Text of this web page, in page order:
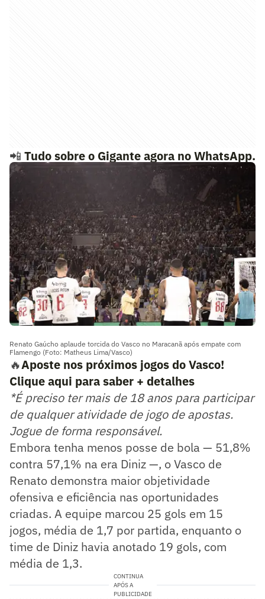
📲 Tudo sobre o Gigante agora no WhatsApp.
Siga o novo canal do Lance!Vasco
Renato Gaúcho aplaude torcida do Vasco no Maracanã após empate com
Flamengo (Foto: Matheus Lima/Vasco)
🔥Aposte nos próximos jogos do Vasco!
Clique aqui para saber + detalhes
*É preciso ter mais de 18 anos para participar
de qualquer atividade de jogo de apostas.
Jogue de forma responsável.
Embora tenha menos posse de bola — 51,8%
contra 57,1% na era Diniz —, o Vasco de
Renato demonstra maior objetividade
ofensiva e eficiência nas oportunidades
criadas. A equipe marcou 25 gols em 15
jogos, média de 1,7 por partida, enquanto o
time de Diniz havia anotado 19 gols, com
média de 1,3.
CONTINUA
APÓS A
PUBLICIDADE